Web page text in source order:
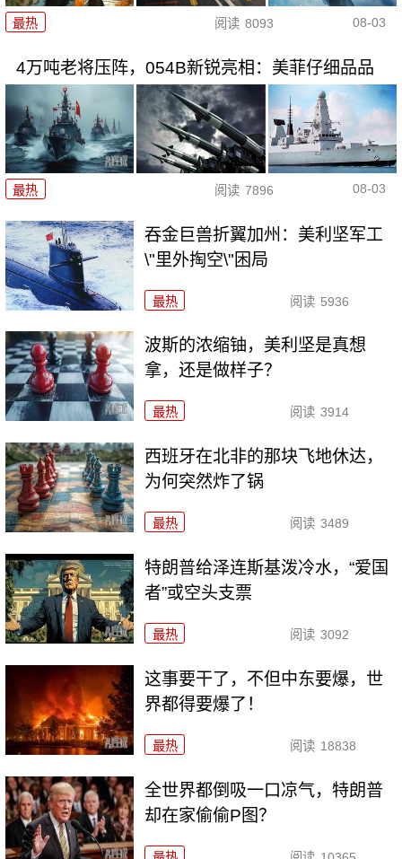
最热 阅读 8093 08-03
4万吨老将压阵，054B新锐亮相：美菲仔细品品
最热 阅读 7896 08-03
吞金巨兽折翼加州：美利坚军工
\"里外掏空\"困局
最热 阅读 5936
波斯的浓缩铀，美利坚是真想
拿，还是做样子？
最热 阅读 3914
西班牙在北非的那块飞地休达，
为何突然炸了锅
最热 阅读 3489
特朗普给泽连斯基泼冷水，“爱国
者”或空头支票
最热 阅读 3092
这事要干了，不但中东要爆，世
界都得要爆了！
最热 阅读 18838
全世界都倒吸一口凉气，特朗普
却在家偷偷P图？